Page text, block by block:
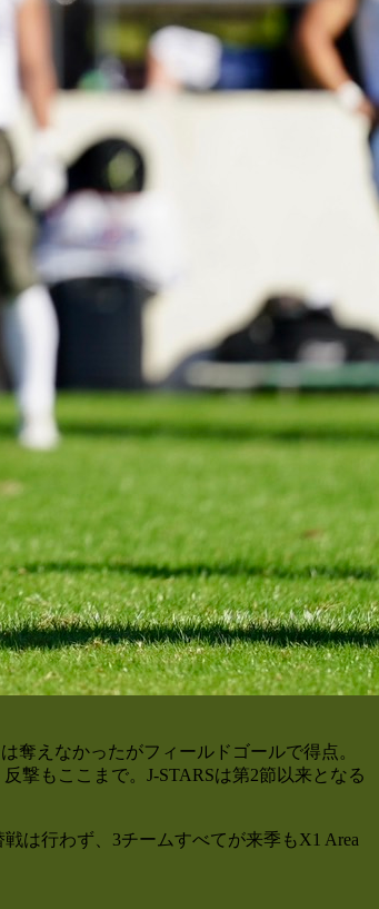
奪えなかったがフィールドゴールで得点。
撃もここまで。J-STARSは第2節以来となる
は行わず、3チームすべてが来季もX1 Area